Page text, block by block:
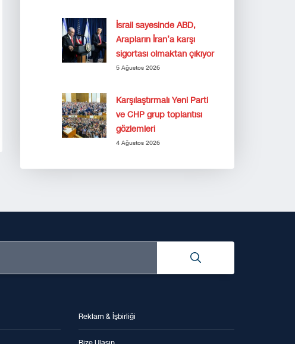
İsrail sayesinde ABD,
Arapların İran’a karşı
sigortası olmaktan çıkıyor
5 Ağustos 2026
Karşılaştırmalı Yeni Parti
ve CHP grup toplantısı
gözlemleri
4 Ağustos 2026
Reklam & İşbirliği